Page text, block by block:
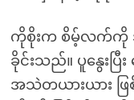
ကိုစိုးက စိမ့်လက်ကို
ခိုင်းသည်။ ပူနွေးပ
အသဲတယားယား ဖြ